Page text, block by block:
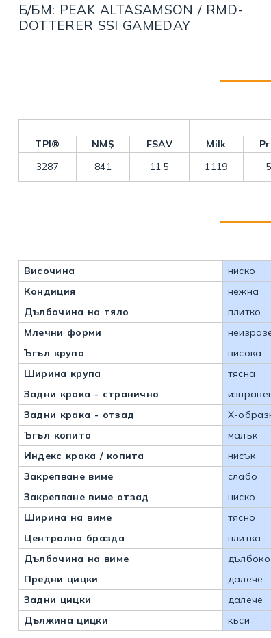
Б/БМ: PEAK ALTASAMSON / RMD-
DOTTERER SSI GAMEDAY
TPI®
NM$ FSAV Milk
3287
841 11.5 1119
Височина ниско
Кондиция
нежна
Дълбочина на тяло
плитко
Млечни форми
Ъгъл крупа
висока
Ширина крупа
тясна
Задни крака - странично
Задни крака - отзад
Х-
Ъгъл копито
малък
Индекс крака / копита
нисък
Закрепване виме
слабо
Закрепване виме отзад
ниско
Ширина на виме
тясно
Централна бразда
плитка
Дълбочина на виме
дълбоко
Предни цицки
далече
Задни цицки
далече
Дължина цицки
къси